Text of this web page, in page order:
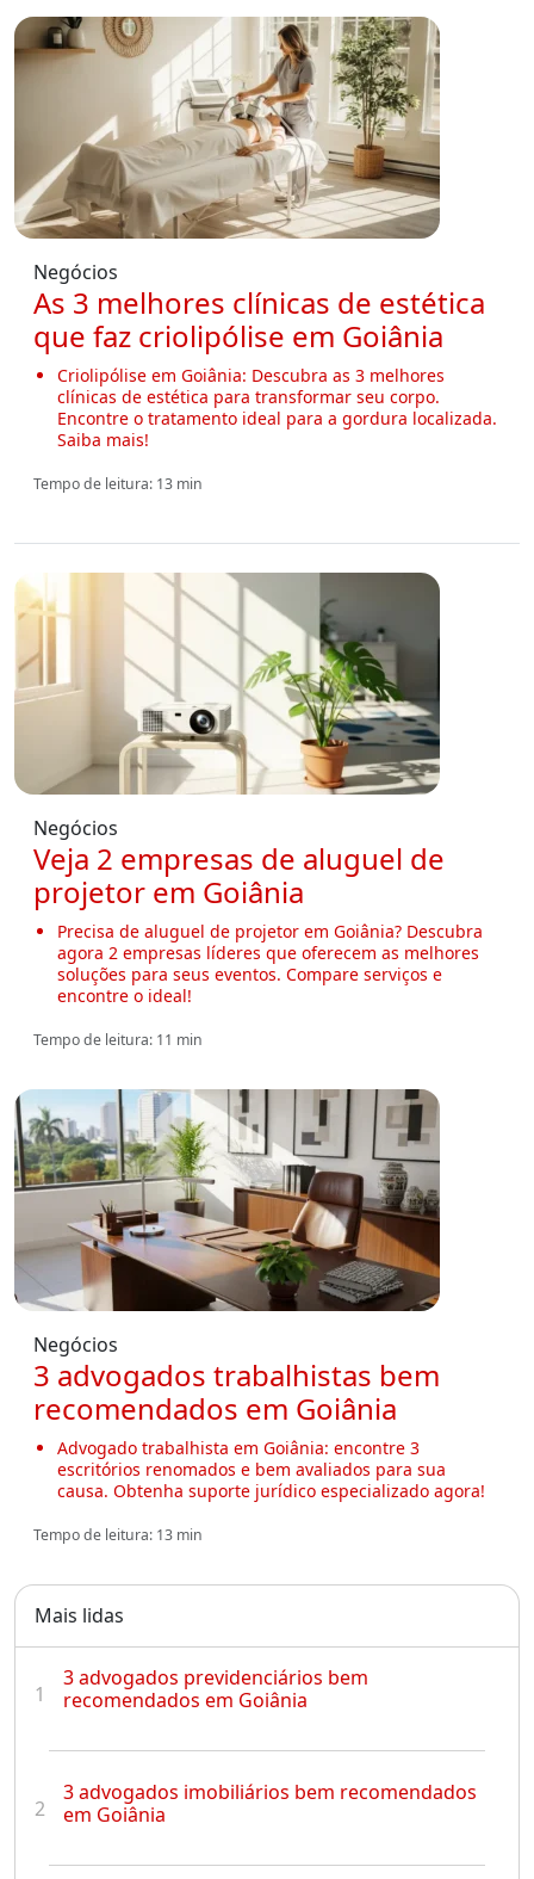
Negócios
As 3 melhores clínicas de estética
que faz criolipólise em Goiânia
Criolipólise em Goiânia: Descubra as 3 melhores
clínicas de estética para transformar seu corpo.
Encontre o tratamento ideal para a gordura localizada.
Saiba mais!
Tempo de leitura: 13 min
Negócios
Veja 2 empresas de aluguel de
projetor em Goiânia
Precisa de aluguel de projetor em Goiânia? Descubra
agora 2 empresas líderes que oferecem as melhores
soluções para seus eventos. Compare serviços e
encontre o ideal!
Tempo de leitura: 11 min
Negócios
3 advogados trabalhistas bem
recomendados em Goiânia
Advogado trabalhista em Goiânia: encontre 3
escritórios renomados e bem avaliados para sua
causa. Obtenha suporte jurídico especializado agora!
Tempo de leitura: 13 min
Mais lidas
1
3 advogados previdenciários bem
recomendados em Goiânia
2
3 advogados imobiliários bem recomendados
em Goiânia